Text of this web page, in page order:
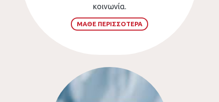
κοινωνία.
ΜΑΘΕ ΠΕΡΙΣΣΟΤΕΡΑ